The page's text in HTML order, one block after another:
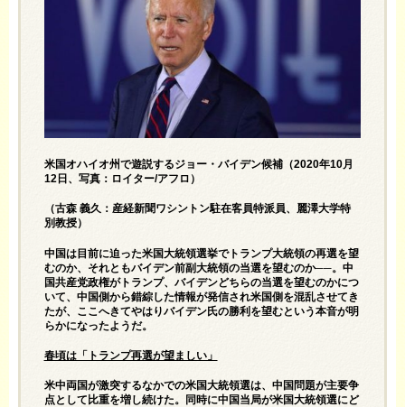
米国オハイオ州で遊説するジョー・バイデン候補（2020年10月
12日、写真：ロイター/アフロ）
（古森 義久：産経新聞ワシントン駐在客員特派員、麗澤大学特
別教授）
中国は目前に迫った米国大統領選挙でトランプ大統領の再選を望
むのか、それともバイデン前副大統領の当選を望むのか──。中
国共産党政権がトランプ、バイデンどちらの当選を望むのかにつ
いて、中国側から錯綜した情報が発信され米国側を混乱させてき
たが、ここへきてやはりバイデン氏の勝利を望むという本音が明
らかになったようだ。
春頃は「トランプ再選が望ましい」
米中両国が激突するなかでの米国大統領選は、中国問題が主要争
点として比重を増し続けた。同時に中国当局が米国大統領選にど